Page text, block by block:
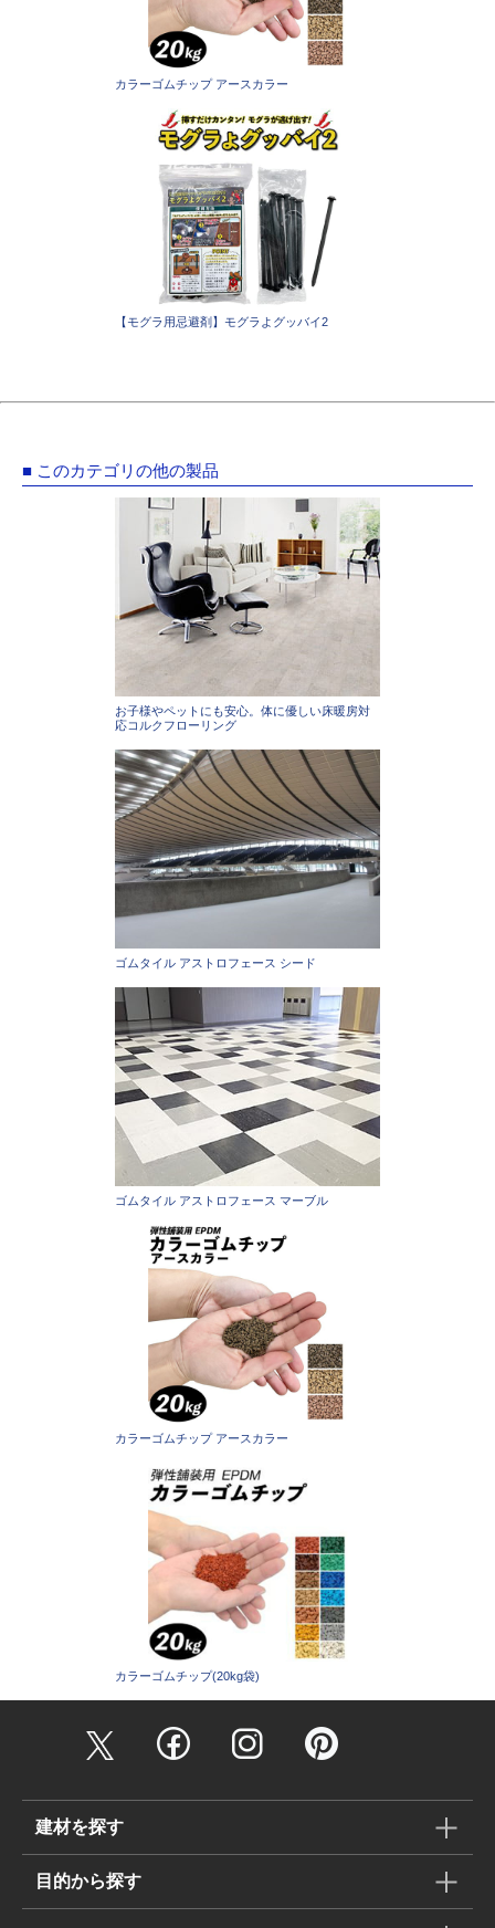
カラーゴムチップ アースカラー
【モグラ用忌避剤】モグラよグッバイ2
■ このカテゴリの他の製品
お子様やペットにも安心。体に優しい床暖房対
応コルクフローリング
ゴムタイル アストロフェース シード
ゴムタイル アストロフェース マーブル
カラーゴムチップ アースカラー
カラーゴムチップ(20kg袋)
建材を探す
目的から探す